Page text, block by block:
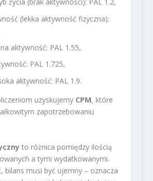
(lekka aktywność fizyczna):
aktywność: PAL 1.55,
PAL 1.725,
aktywność: PAL 1.9.
uzyskujemy CPM, które
zapotrzebowaniu
to różnica pomiędzy ilością
a tymi wydatkowanymi.
bilans musi być ujemny – oznacza